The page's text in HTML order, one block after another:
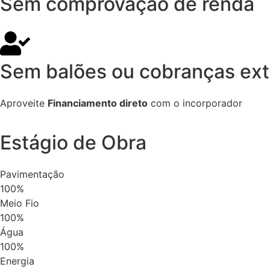
Sem balões ou cobranças
Aproveite Financiamento direto com o incorporador
Estágio de Obra
Pavimentação
100%
Meio Fio
100%
Água
100%
Energia